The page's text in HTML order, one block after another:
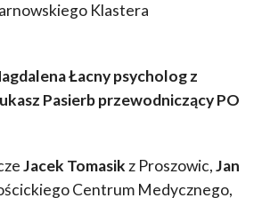
Klastera
Łacny psycholog z
Pasierb przewodniczący PO
Jacek Tomasik z Proszowic,Jan
Centrum Medycznego,